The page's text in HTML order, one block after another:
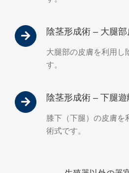
陰茎形成術 – 大腿
大腿部の皮膚を利用し
す。
陰茎形成術 – 下腿
膝下（下腿）の皮膚を
術式です。